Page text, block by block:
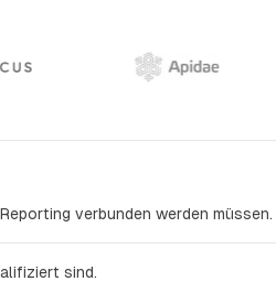
verbunden werden müssen.
sind.